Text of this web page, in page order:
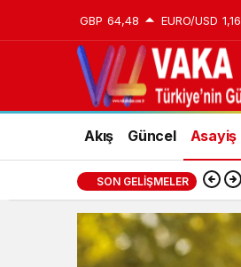
GBP 64,48 EURO/USD 1,16
Akış Güncel Asayiş
SON GELIŞMELER